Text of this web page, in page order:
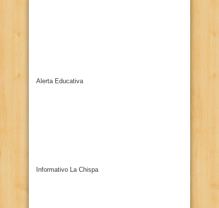
Alerta Educativa
Informativo La Chispa